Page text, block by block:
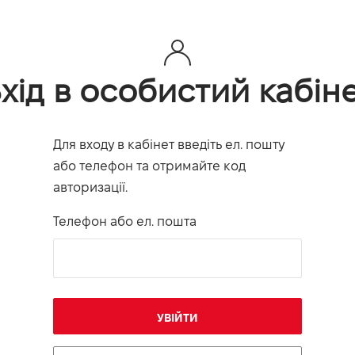
в особистий
Для входу в кабінет введіть ел. пошту
або телефон та отримайте код
авторизації.
Телефон або ел. пошта
УВІЙТИ